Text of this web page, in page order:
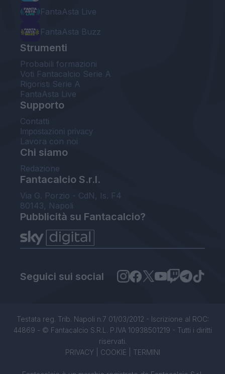
FantaAsta Live
FantaAsta Buzz
Strumenti
Probabili formazioni
Voti Fantacalcio Serie A
Rigoristi Serie A
FantaAsta Live
Supporto
Contatti
Impostazioni privacy
Lavora con noi
Chi siamo
Redazione
Fantacalcio S.r.l.
Via G. Porzio - CdN, Is. F4
80143, Napoli
Pubblicità su Fantacalcio?
Seguici sui social
Testata reg. Trib. Napoli n.7 01/03/2012 - Iscrizione al ROC:
44869 - © Fantacalcio S.R.L. P.IVA 10938501219 - Tutti i diritti
riservati.
PRIVACY| COOKIE TERMINI